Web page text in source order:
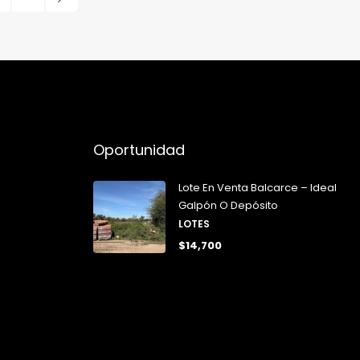
Oportunidad
Lote En Venta Balcarce – Ideal
Galpón O Depósito
LOTES
$14,700